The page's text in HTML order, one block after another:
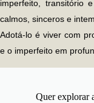
imperfeito, transitório
calmos, sinceros e
Adotá-lo é viver com
e o imperfeito em
Quer explorar